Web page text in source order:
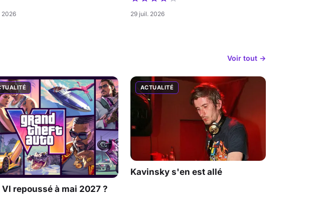
2026 29 juil. 2026
Voir tout →
VI repoussé à mai 2027 ?
ACTUALITÉ
Kavinsky s'en est allé